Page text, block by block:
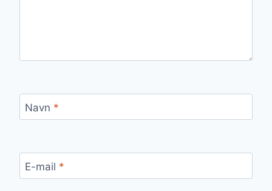
Navn *
E-mail *